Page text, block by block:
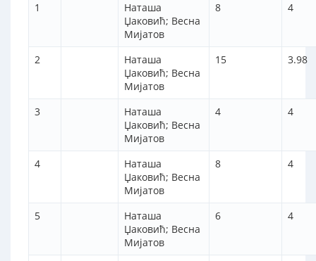
1
Наташа
Џаковић; Весна
Мијатов
8 4
2
Наташа
Џаковић; Весна
Мијатов
15 3.98
3
Наташа
Џаковић; Весна
Мијатов
4 4
4
Наташа
Џаковић; Весна
Мијатов
8 4
5
Наташа
Џаковић; Весна
Мијатов
6 4